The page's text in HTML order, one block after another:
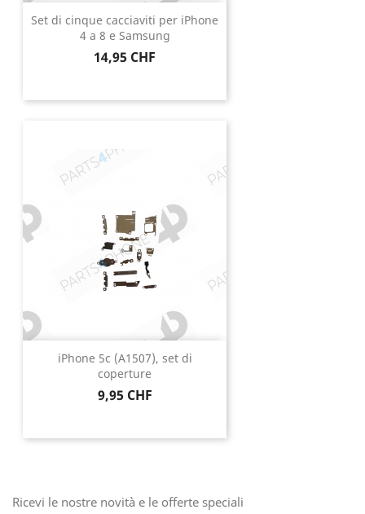
Set di cinque cacciaviti per iPhone
4 a 8 e Samsung
Prezzo
14,95 CHF
iPhone 5c (A1507), set di
coperture
Prezzo
9,95 CHF
Ricevi le nostre novità e le offerte speciali